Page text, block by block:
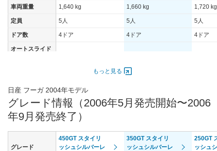
車両重量 1,640 kg 1,660 kg 1,720 kg
定員 5人 5人 5人
ドア数 4ドア 4ドア 4ドア
オートスライド
最高トルク 265 [27]/ 4,400 363 [37]/ 4,800 363
過給機 -
(前)
225/55R17 95V 225/55R17 95V 225/
もっと見る
日産 フーガ 2004年モデル
グレード情報（2006年5月発売開始〜2006
年9月発売終了）
グレード
450GT スタイリ
ッシュシルバーレ
350GT スタイリ
ッシュシルバーレ
250GT
ッシュ